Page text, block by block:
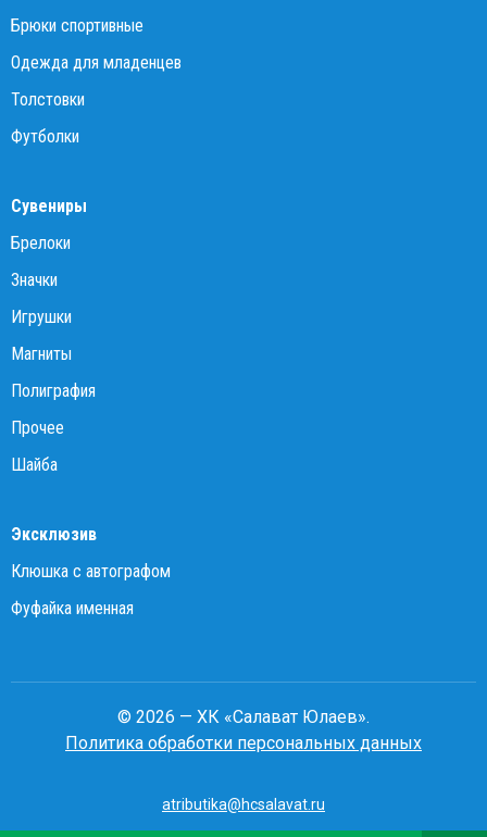
Брюки спортивные
Одежда для младенцев
Толстовки
Футболки
Сувениры
Брелоки
Значки
Игрушки
Магниты
Полиграфия
Прочее
Шайба
Эксклюзив
Клюшка с автографом
Фуфайка именная
© 2026 — ХК «Салават Юлаев».
Политика обработки персональных данных
atributika@hcsalavat.ru